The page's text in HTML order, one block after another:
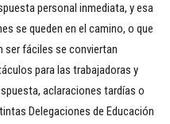
personal inmediata, y esa
se queden en el camino, o que
ser fáciles se conviertan
para las trabajadoras y
aclaraciones tardías o
Delegaciones de Educación